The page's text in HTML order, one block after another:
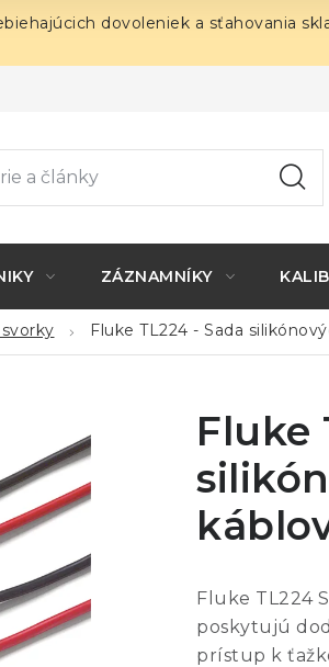
dovoleniek a sťahovania
ZÁZNAMNÍKY
Fluke TL224 - Sada
Fluke
Fluke TL224
poskytujú
prístup k